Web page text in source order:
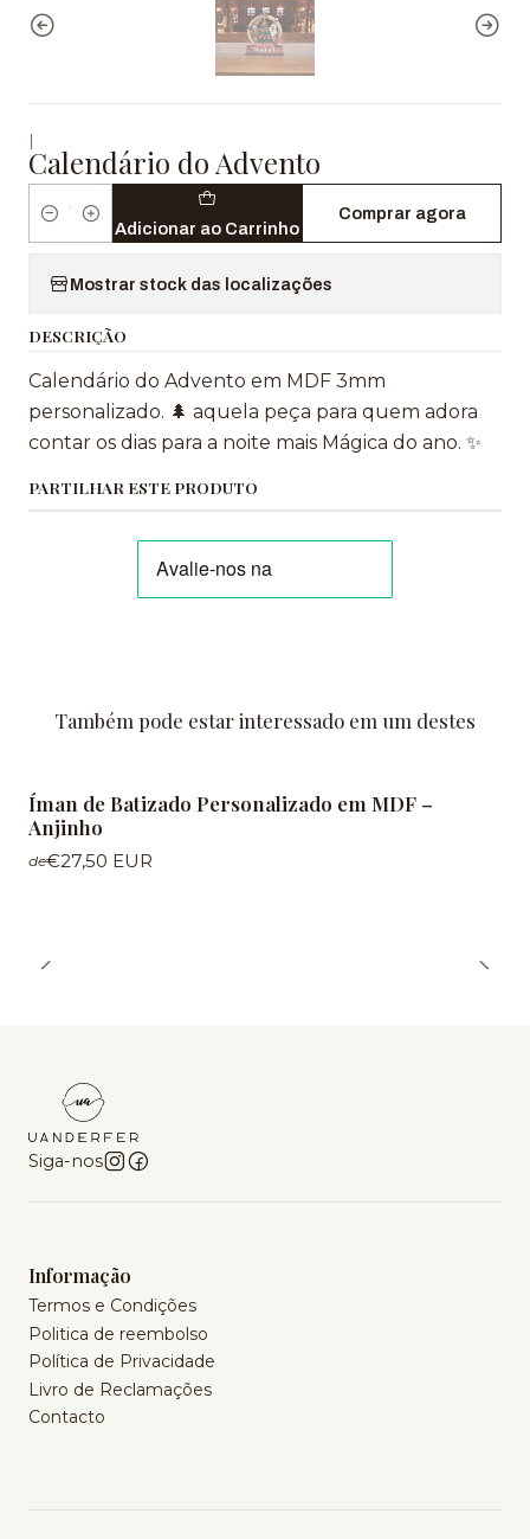
|
Calendário do Advento
QuantidadeAdicionar ao Carrinho
Comprar agora
Mostrar stock das localizações
DESCRIÇÃO
Calendário do Advento em MDF 3mm
personalizado. 🌲 aquela peça para quem adora
contar os dias para a noite mais Mágica do ano. ✨
PARTILHAR ESTE PRODUTO
Também pode estar interessado em um destes
Íman de Batizado Personalizado em MDF –
Anjinho
de€27,50 EUR
Siga-nos
Informação
Termos e Condições
Politica de reembolso
Política de Privacidade
Livro de Reclamações
Contacto